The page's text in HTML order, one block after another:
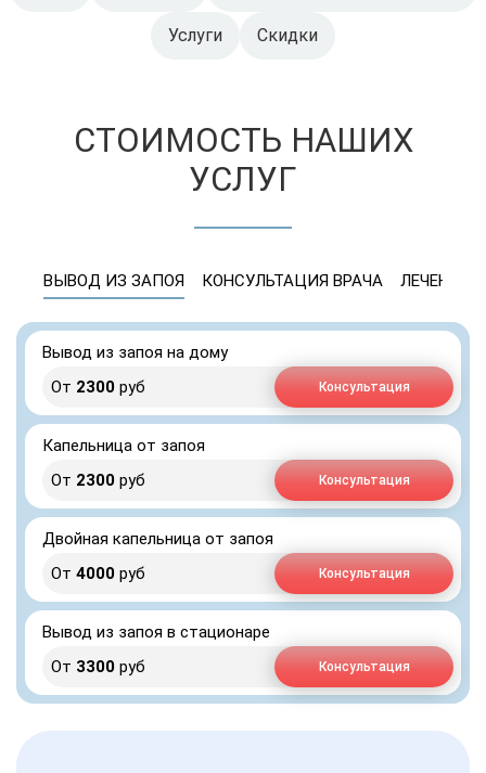
Услуги Скидки
СТОИМОСТЬ НАШИХ
УСЛУГ
ВЫВОД ИЗ ЗАПОЯ КОНСУЛЬТАЦИЯ ВРАЧА ЛЕЧЕНИЕ
Вывод из запоя на дому
От 2300 руб Консультация
Капельница от запоя
От 2300 руб Консультация
Двойная капельница от запоя
От 4000 руб Консультация
Вывод из запоя в стационаре
От 3300 руб Консультация